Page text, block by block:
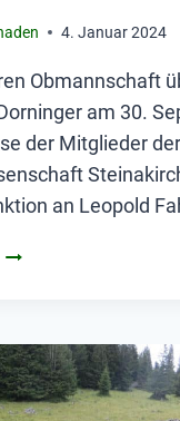
4. Januar 2024
Obmannschaft
am 30.
der Mitglieder der
an Leopold